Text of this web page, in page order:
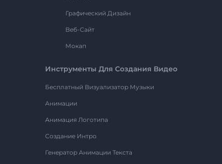
Графический Дизайн
Веб-Сайт
Мокап
Инструменты Для Создания Видео
Бесплатный Визуализатор Музыки
Анимации
Анимация Логотипа
Создание Интро
Генератор Анимации Текста